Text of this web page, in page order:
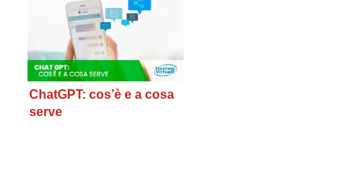
ChatGPT: cos’è e a cosa
serve